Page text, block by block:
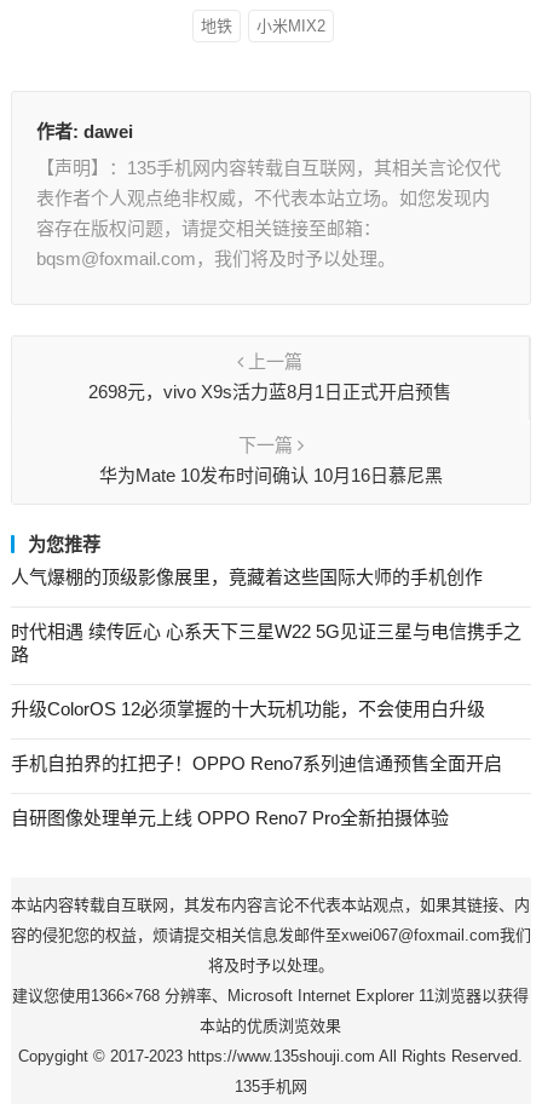
地铁 小米MIX2
作者: dawei
【声明】：135手机网内容转载自互联网，其相关言论仅代
表作者个人观点绝非权威，不代表本站立场。如您发现内
容存在版权问题，请提交相关链接至邮箱：
bqsm@foxmail.com，我们将及时予以处理。
上一篇
2698元，vivo X9s活力蓝8月1日正式开启预售
下一篇
华为Mate 10发布时间确认 10月16日慕尼黑
为您推荐
人气爆棚的顶级影像展里，竟藏着这些国际大师的手机创作
时代相遇 续传匠心 心系天下三星W22 5G见证三星与电信携手之
路
升级ColorOS 12必须掌握的十大玩机功能，不会使用白升级
手机自拍界的扛把子！OPPO Reno7系列迪信通预售全面开启
自研图像处理单元上线 OPPO Reno7 Pro全新拍摄体验
本站内容转载自互联网，其发布内容言论不代表本站观点，如果其链接、内
容的侵犯您的权益，烦请提交相关信息发邮件至xwei067@foxmail.com我们
将及时予以处理。
建议您使用1366×768 分辨率、Microsoft Internet Explorer 11浏览器以获得
本站的优质浏览效果
Copygight © 2017-2023 https://www.135shouji.com All Rights Reserved.
135手机网